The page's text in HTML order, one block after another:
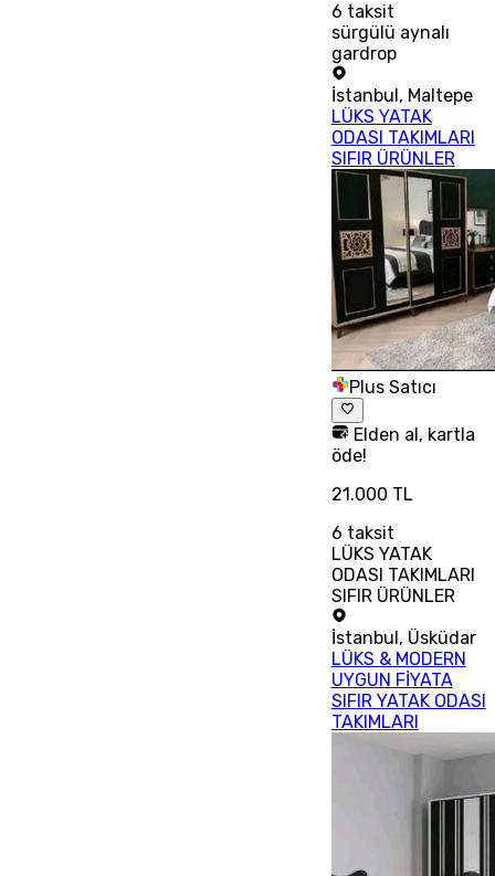
6 taksit
sürgülü aynalı
gardrop
İstanbul , Maltepe
LÜKS YATAK
ODASI TAKIMLARI
SIFIR ÜRÜNLER
Plus Satıcı
Elden al, kartla
öde!
21.000 TL
6 taksit
LÜKS YATAK
ODASI TAKIMLARI
SIFIR ÜRÜNLER
İstanbul, Üsküdar
LÜKS & MODERN
UYGUN FİYATA
SIFIR YATAK ODASI
TAKIMLARI